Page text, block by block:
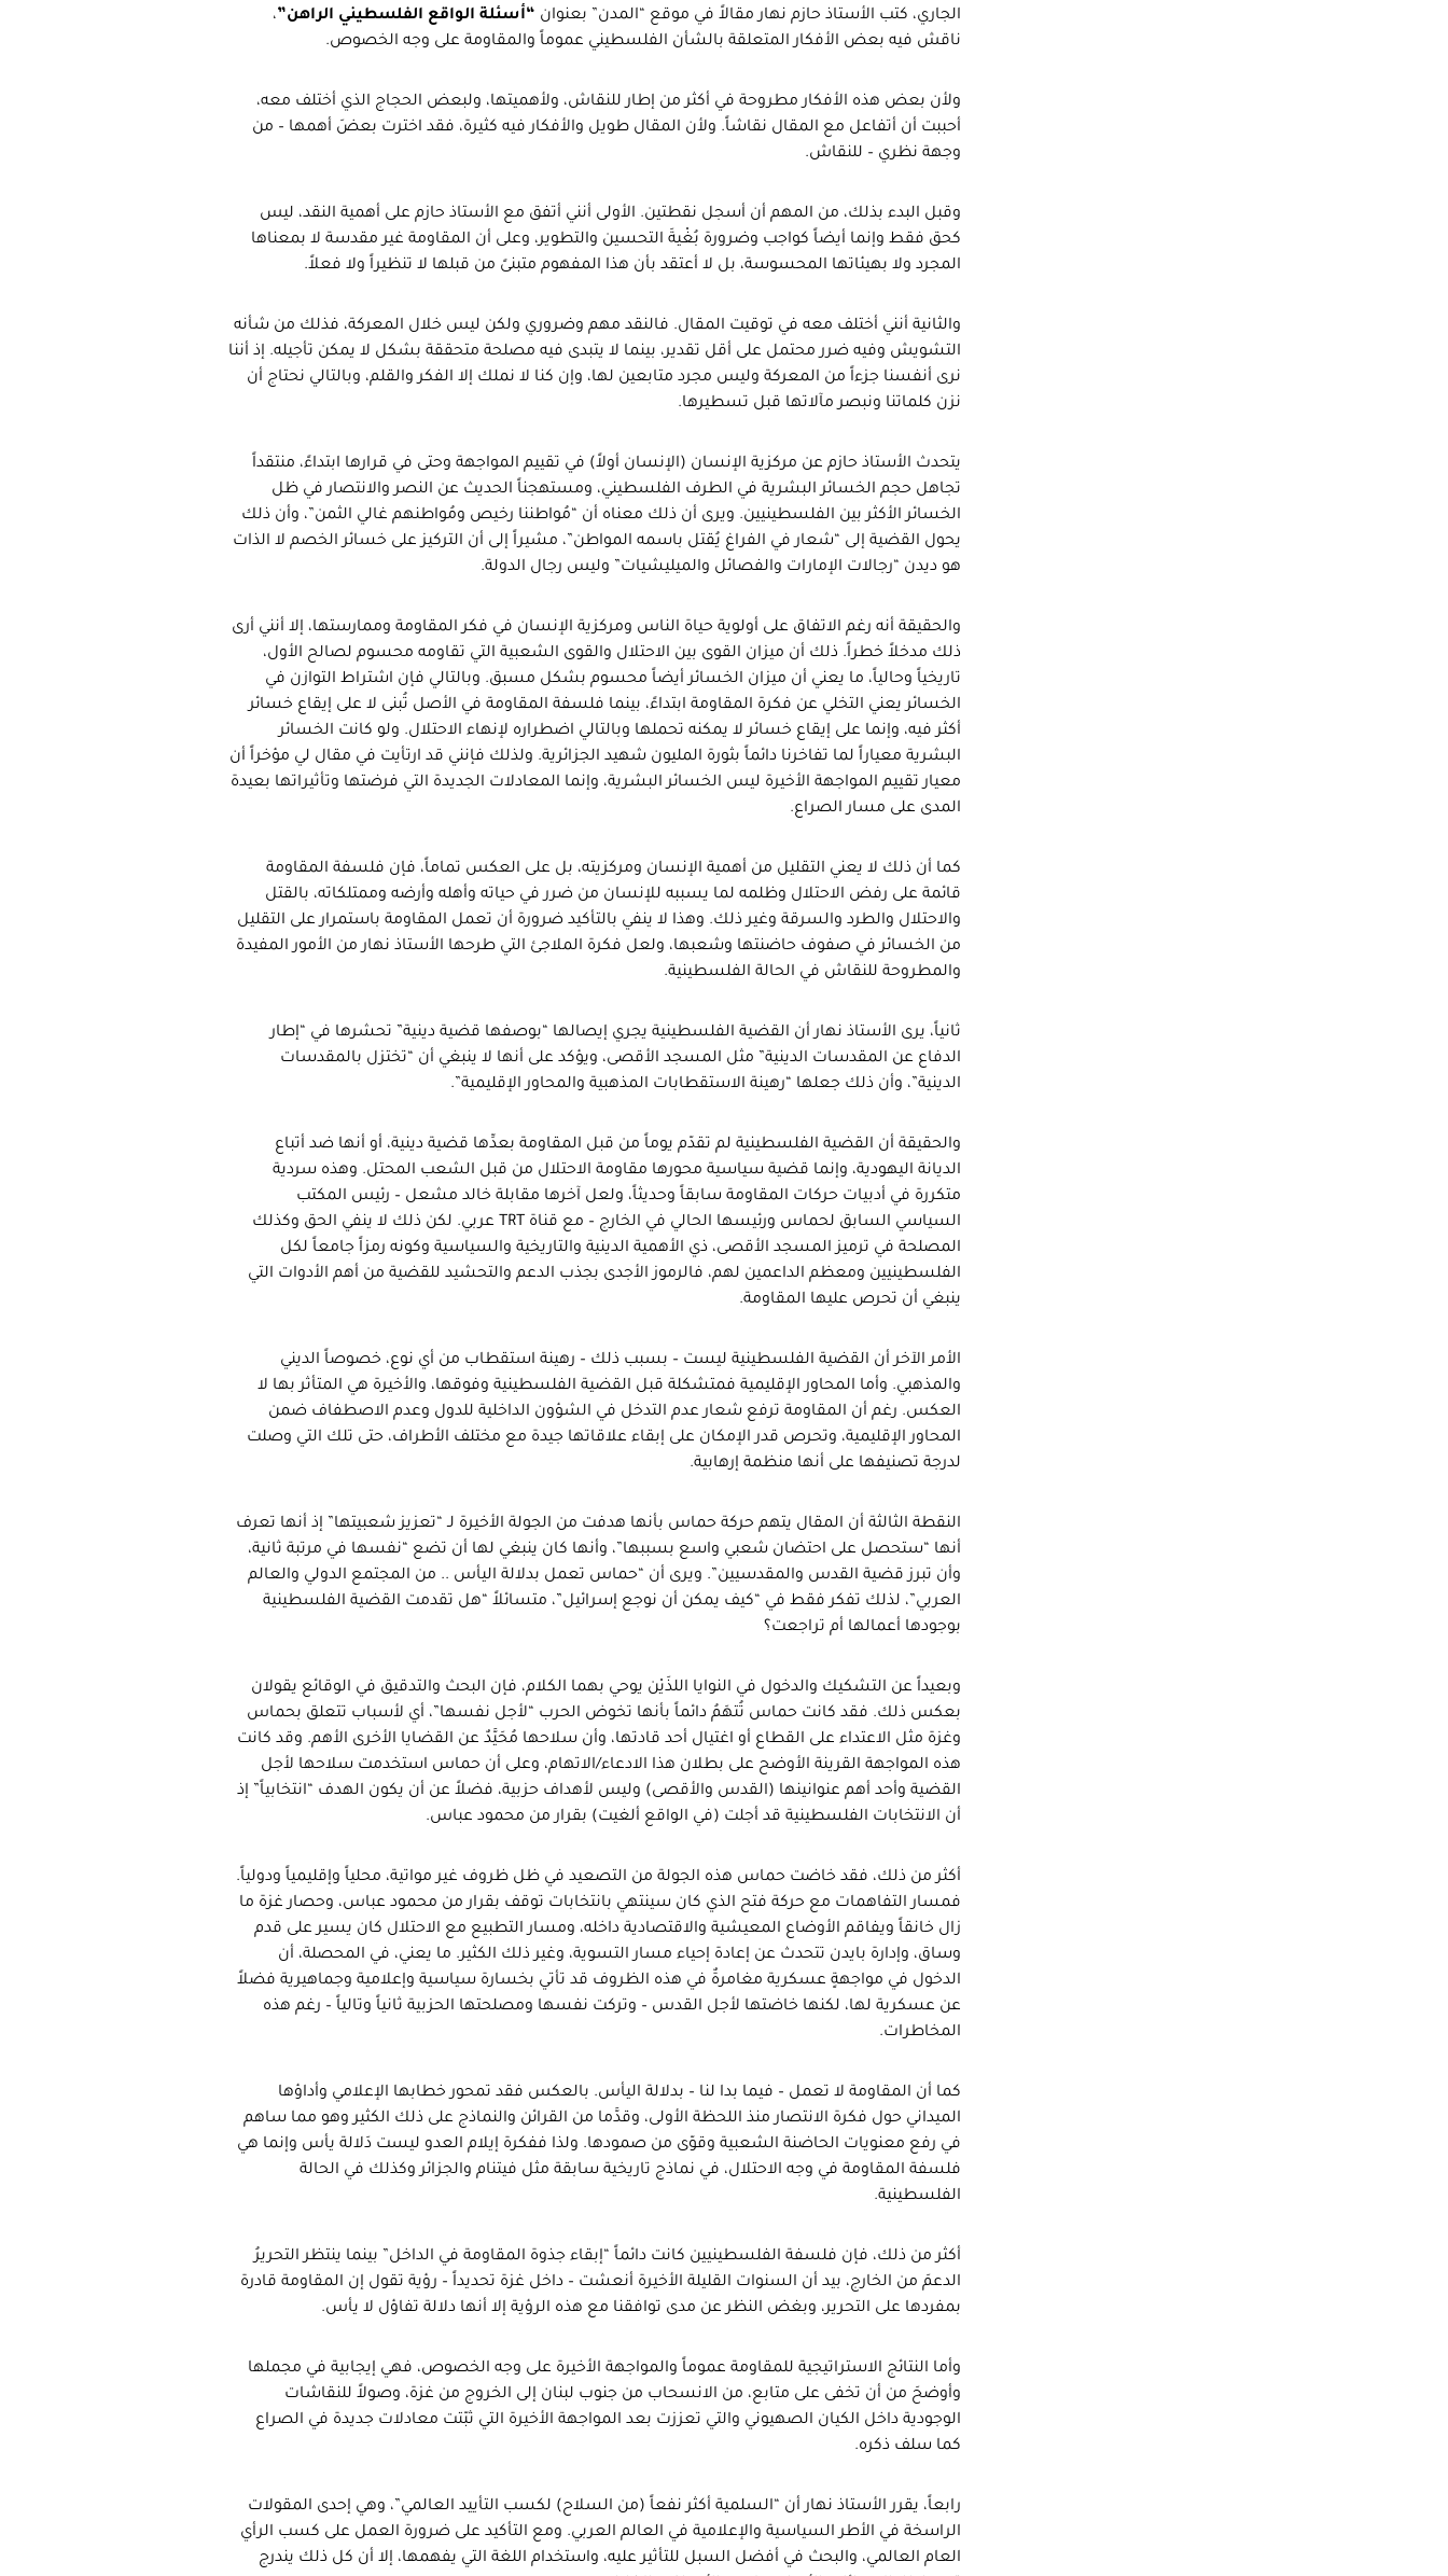
الجاري، كتب الأستاذ حازم نهار مقالاً في موقع “المدن” بعنوان “أسئلة الواقع الفلسطيني الراهن”،
ناقش فيه بعض الأفكار المتعلقة بالشأن الفلسطيني عموماً والمقاومة على وجه الخصوص.
ولأن بعض هذه الأفكار مطروحة في أكثر من إطار للنقاش، ولأهميتها، ولبعض الحجاج الذي أختلف معه،
أحببت أن أتفاعل مع المقال نقاشاً. ولأن المقال طويل والأفكار فيه كثيرة، فقد اخترت بعضَ أهمها – من
وجهة نظري – للنقاش.
وقبل البدء بذلك، من المهم أن أسجل نقطتين. الأولى أنني أتفق مع الأستاذ حازم على أهمية النقد، ليس
كحق فقط وإنما أيضاً كواجب وضرورة بُغْيةَ التحسين والتطوير، وعلى أن المقاومة غير مقدسة لا بمعناها
المجرد ولا بهيئاتها المحسوسة، بل لا أعتقد بأن هذا المفهوم متبنىً من قبلها لا تنظيراً ولا فعلاً.
والثانية أنني أختلف معه في توقيت المقال. فالنقد مهم وضروري ولكن ليس خلال المعركة، فذلك من شأنه
التشويش وفيه ضرر محتمل على أقل تقدير، بينما لا يتبدى فيه مصلحة متحققة بشكل لا يمكن تأجيله. إذ أننا
نرى أنفسنا جزءاً من المعركة وليس مجرد متابعين لها، وإن كنا لا نملك إلا الفكر والقلم، وبالتالي نحتاج أن
نزن كلماتنا ونبصر مآلاتها قبل تسطيرها.
يتحدث الأستاذ حازم عن مركزية الإنسان (الإنسان أولاً) في تقييم المواجهة وحتى في قرارها ابتداءً، منتقداً
تجاهل حجم الخسائر البشرية في الطرف الفلسطيني، ومستهجناً الحديث عن النصر والانتصار في ظل
الخسائر الأكثر بين الفلسطينيين. ويرى أن ذلك معناه أن “مُواطننا رخيص ومُواطنهم غالي الثمن”، وأن ذلك
يحول القضية إلى “شعار في الفراغ يُقتل باسمه المواطن”، مشيراً إلى أن التركيز على خسائر الخصم لا الذات
هو ديدن “رجالات الإمارات والفصائل والميليشيات” وليس رجال الدولة.
والحقيقة أنه رغم الاتفاق على أولوية حياة الناس ومركزية الإنسان في فكر المقاومة وممارستها، إلا أنني أرى
ذلك مدخلاً خطراً. ذلك أن ميزان القوى بين الاحتلال والقوى الشعبية التي تقاومه محسوم لصالح الأول،
تاريخياً وحالياً، ما يعني أن ميزان الخسائر أيضاً محسوم بشكل مسبق. وبالتالي فإن اشتراط التوازن في
الخسائر يعني التخلي عن فكرة المقاومة ابتداءً، بينما فلسفة المقاومة في الأصل تُبنى لا على إيقاع خسائر
أكثر فيه، وإنما على إيقاع خسائر لا يمكنه تحملها وبالتالي اضطراره لإنهاء الاحتلال. ولو كانت الخسائر
البشرية معياراً لما تفاخرنا دائماً بثورة المليون شهيد الجزائرية. ولذلك فإنني قد ارتأيت في مقال لي مؤخراً أن
معيار تقييم المواجهة الأخيرة ليس الخسائر البشرية، وإنما المعادلات الجديدة التي فرضتها وتأثيراتها بعيدة
المدى على مسار الصراع.
كما أن ذلك لا يعني التقليل من أهمية الإنسان ومركزيته، بل على العكس تماماً، فإن فلسفة المقاومة
قائمة على رفض الاحتلال وظلمه لما يسببه للإنسان من ضرر في حياته وأهله وأرضه وممتلكاته، بالقتل
والاحتلال والطرد والسرقة وغير ذلك. وهذا لا ينفي بالتأكيد ضرورة أن تعمل المقاومة باستمرار على التقليل
من الخسائر في صفوف حاضنتها وشعبها، ولعل فكرة الملاجئ التي طرحها الأستاذ نهار من الأمور المفيدة
والمطروحة للنقاش في الحالة الفلسطينية.
ثانياً، يرى الأستاذ نهار أن القضية الفلسطينية يجري إيصالها “بوصفها قضية دينية” تحشرها في “إطار
الدفاع عن المقدسات الدينية” مثل المسجد الأقصى، ويؤكد على أنها لا ينبغي أن “تختزل بالمقدسات
الدينية”، وأن ذلك جعلها “رهينة الاستقطابات المذهبية والمحاور الإقليمية”.
والحقيقة أن القضية الفلسطينية لم تقدّم يوماً من قبل المقاومة بعدِّها قضية دينية، أو أنها ضد أتباع
الديانة اليهودية، وإنما قضية سياسية محورها مقاومة الاحتلال من قبل الشعب المحتل. وهذه سردية
متكررة في أدبيات حركات المقاومة سابقاً وحديثاً، ولعل آخرها مقابلة خالد مشعل – رئيس المكتب
السياسي السابق لحماس ورئيسها الحالي في الخارج – مع قناة TRT عربي. لكن ذلك لا ينفي الحق وكذلك
المصلحة في ترميز المسجد الأقصى، ذي الأهمية الدينية والتاريخية والسياسية وكونه رمزاً جامعاً لكل
الفلسطينيين ومعظم الداعمين لهم، فالرموز الأجدى بجذب الدعم والتحشيد للقضية من أهم الأدوات التي
ينبغي أن تحرص عليها المقاومة.
الأمر الآخر أن القضية الفلسطينية ليست – بسبب ذلك – رهينة استقطاب من أي نوع، خصوصاً الديني
والمذهبي. وأما المحاور الإقليمية فمتشكلة قبل القضية الفلسطينية وفوقها، والأخيرة هي المتأثر بها لا
العكس. رغم أن المقاومة ترفع شعار عدم التدخل في الشؤون الداخلية للدول وعدم الاصطفاف ضمن
المحاور الإقليمية، وتحرص قدر الإمكان على إبقاء علاقاتها جيدة مع مختلف الأطراف، حتى تلك التي وصلت
لدرجة تصنيفها على أنها منظمة إرهابية.
النقطة الثالثة أن المقال يتهم حركة حماس بأنها هدفت من الجولة الأخيرة لـ “تعزيز شعبيتها” إذ أنها تعرف
أنها “ستحصل على احتضان شعبي واسع بسببها”، وأنها كان ينبغي لها أن تضع “نفسها في مرتبة ثانية،
وأن تبرز قضية القدس والمقدسيين”. ويرى أن “حماس تعمل بدلالة اليأس .. من المجتمع الدولي والعالم
العربي”، لذلك تفكر فقط في “كيف يمكن أن نوجع إسرائيل”، متسائلاً “هل تقدمت القضية الفلسطينية
بوجودها أعمالها أم تراجعت؟
وبعيداً عن التشكيك والدخول في النوايا اللذَيْن يوحي بهما الكلام، فإن البحث والتدقيق في الوقائع يقولان
بعكس ذلك. فقد كانت حماس تُتهَمُ دائماً بأنها تخوض الحرب “لأجل نفسها”، أي لأسباب تتعلق بحماس
وغزة مثل الاعتداء على القطاع أو اغتيال أحد قادتها، وأن سلاحها مُحَيَّدٌ عن القضايا الأخرى الأهم. وقد كانت
هذه المواجهة القرينة الأوضح على بطلان هذا الادعاء/الاتهام، وعلى أن حماس استخدمت سلاحها لأجل
القضية وأحد أهم عنوانينها (القدس والأقصى) وليس لأهداف حزبية، فضلاً عن أن يكون الهدف “انتخابياً” إذ
أن الانتخابات الفلسطينية قد أجلت (في الواقع ألغيت) بقرار من محمود عباس.
أكثر من ذلك، فقد خاضت حماس هذه الجولة من التصعيد في ظل ظروف غير مواتية، محلياً وإقليمياً ودولياً.
فمسار التفاهمات مع حركة فتح الذي كان سينتهي بانتخابات توقف بقرار من محمود عباس، وحصار غزة ما
زال خانقاً ويفاقم الأوضاع المعيشية والاقتصادية داخله، ومسار التطبيع مع الاحتلال كان يسير على قدم
وساق، وإدارة بايدن تتحدث عن إعادة إحياء مسار التسوية، وغير ذلك الكثير. ما يعني، في المحصلة، أن
الدخول في مواجهةٍ عسكرية مغامرةٌ في هذه الظروف قد تأتي بخسارة سياسية وإعلامية وجماهيرية فضلاً
عن عسكرية لها، لكنها خاضتها لأجل القدس – وتركت نفسها ومصلحتها الحزبية ثانياً وتالياً – رغم هذه
المخاطرات.
كما أن المقاومة لا تعمل – فيما بدا لنا – بدلالة اليأس. بالعكس فقد تمحور خطابها الإعلامي وأداؤها
الميداني حول فكرة الانتصار منذ اللحظة الأولى، وقدَّما من القرائن والنماذج على ذلك الكثير وهو مما ساهم
في رفع معنويات الحاضنة الشعبية وقوّى من صمودها. ولذا ففكرة إيلام العدو ليست دَلالة يأس وإنما هي
فلسفة المقاومة في وجه الاحتلال، في نماذج تاريخية سابقة مثل فيتنام والجزائر وكذلك في الحالة
الفلسطينية.
أكثر من ذلك، فإن فلسفة الفلسطينيين كانت دائماً “إبقاء جذوة المقاومة في الداخل” بينما ينتظر التحريرُ
الدعمَ من الخارج، بيد أن السنوات القليلة الأخيرة أنعشت – داخل غزة تحديداً – رؤية تقول إن المقاومة قادرة
بمفردها على التحرير، وبغض النظر عن مدى توافقنا مع هذه الرؤية إلا أنها دلالة تفاؤل لا يأس.
وأما النتائج الاستراتيجية للمقاومة عموماً والمواجهة الأخيرة على وجه الخصوص، فهي إيجابية في مجملها
وأوضحَ من أن تخفى على متابع، من الانسحاب من جنوب لبنان إلى الخروج من غزة، وصولاً للنقاشات
الوجودية داخل الكيان الصهيوني والتي تعززت بعد المواجهة الأخيرة التي ثبّتت معادلات جديدة في الصراع
كما سلف ذكره.
رابعاً، يقرر الأستاذ نهار أن “السلمية أكثر نفعاً (من السلاح) لكسب التأييد العالمي”، وهي إحدى المقولات
الراسخة في الأطر السياسية والإعلامية في العالم العربي. ومع التأكيد على ضرورة العمل على كسب الرأي
العام العالمي، والبحث في أفضل السبل للتأثير عليه، واستخدام اللغة التي يفهمها، إلا أن كل ذلك يندرج